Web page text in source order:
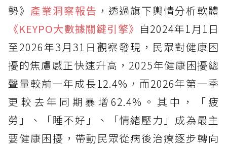
勢》 產業洞察報告 ，透過旗下輿情分析軟體
《KEYPO大數據關鍵引擎》 自2024年1月1日
至2026年3月31日觀察發現，民眾對健康困
擾的焦慮感正快速升高，2025年健康困擾總
聲量較前一年成長12.4%，而2026年第一季
更較去年同期暴增62.4%。其中，「疲
勞」、「睡不好」、「情緒壓力」成為最主
要健康困擾，帶動民眾從病後治療逐步轉向